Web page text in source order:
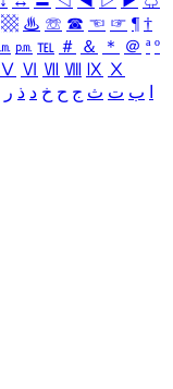
▩ ♨ ☏ ☎ ☜ ☞ ¶ †
㏘ ℡ ＃ ＆ ＊ ＠ ª º
Ⅴ Ⅵ Ⅶ Ⅷ Ⅸ Ⅹ
ب ت ث ج ح خ د ذ ر